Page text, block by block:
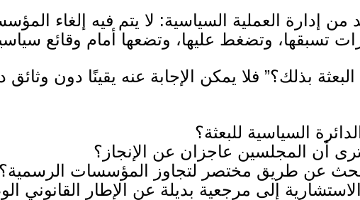
إدارة العملية السياسية: لا يتم فيه إلغاء
تسبقها، وتضغط عليها، وتضعها أمام وقائع
بذلك؟” فلا يمكن الإجابة عنه يقينًا دون وثائق
السياسية للبعثة؟
أن المجلسين عاجزان عن الإنجاز؟
عن طريق مختصر لتجاوز المؤسسات الرسمية؟
إلى مرجعية بديلة عن الإطار القانوني